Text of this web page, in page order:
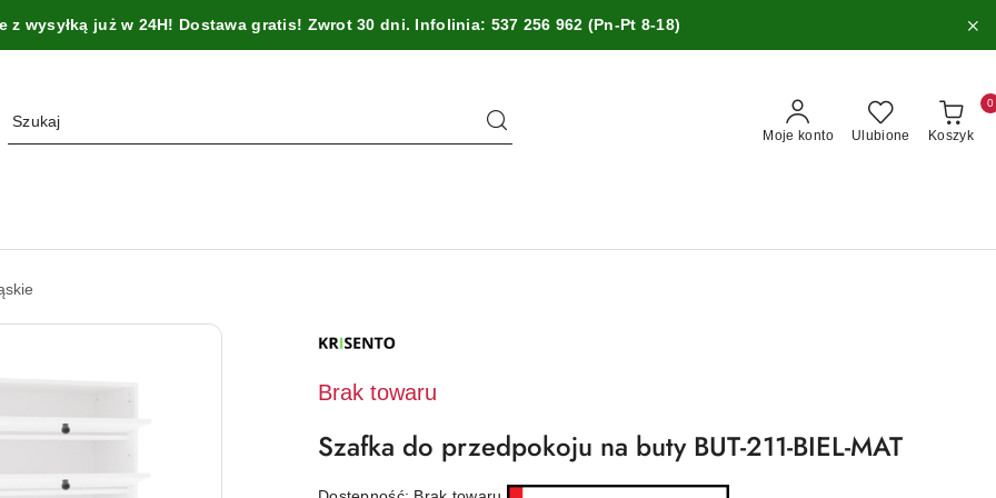
z wysyłką już w 24H! Dostawa gratis! Zwrot 30 dni. Infolinia: 537 256 962 (Pn-Pt 8-18)
Moje konto Ulubione Koszyk
0
PRODUCENTA:
Brak towaru
Szafka do przedpokoju na buty BUT-211-BIEL-MAT